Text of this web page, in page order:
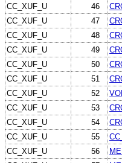
CC_XUF_U
46
CC_XUF_U
47
CC_XUF_U
48
CC_XUF_U
49
CC_XUF_U
50
CC_XUF_U
51
CC_XUF_U
52
CC_XUF_U
53
CC_XUF_U
54
CC_XUF_U
55
CC_XUF_U
56